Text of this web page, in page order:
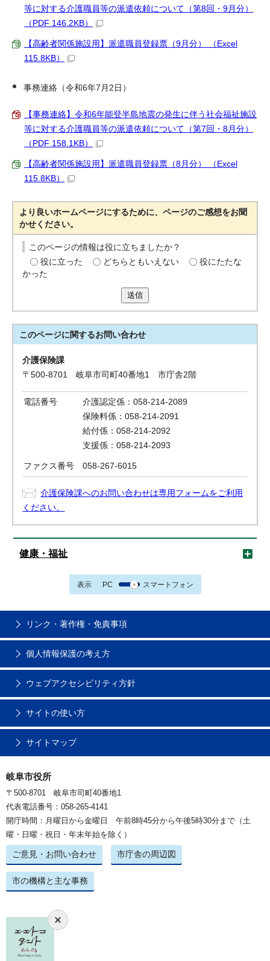
等に対する介護職員等の派遣依頼について（第8回・9月分）
（PDF 146.2KB）
【高齢者関係施設用】派遣職員登録票（9月分） （Excel
115.8KB）
事務連絡（令和6年7月2日）
【事務連絡】令和6年能登半島地震の発生に伴う社会福祉施設
等に対する介護職員等の派遣依頼について（第7回・8月分）
（PDF 158.1KB）
【高齢者関係施設用】派遣職員登録票（8月分） （Excel
115.8KB）
より良いホームページにするために、ページのご感想をお聞
かせください。
このページの情報は役に立ちましたか？
役に立った
どちらともいえない
役にたたな
かった
送信
このページに関するお問い合わせ
介護保険課
〒500-8701 岐阜市司町40番地1 市庁舎2階
電話番号
介護認定係：058-214-2089
保険料係：058-214-2091
給付係：058-214-2092
支援係：058-214-2093
ファクス番号 058-267-6015
介護保険課へのお問い合わせは専用フォームをご利用
ください。
健康・福祉
表示 PC スマートフォン
リンク・著作権・免責事項
個人情報保護の考え方
ウェブアクセシビリティ方針
サイトの使い方
サイトマップ
岐阜市役所
〒500-8701 岐阜市司町40番地1
代表電話番号：058-265-4141
開庁時間：月曜日から金曜日 午前8時45分から午後5時30分まで（土
曜・日曜・祝日・年末年始を除く）
ご意見・お問い合わせ 市庁舎の周辺図
市の機構と主な事務